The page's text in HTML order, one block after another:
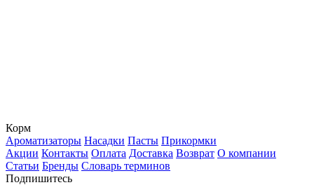
Корм
Ароматизаторы Насадки Пасты Прикормки
Акции Контакты Оплата Доставка Возврат О компании
Статьи Бренды Словарь терминов
Подпишитесь